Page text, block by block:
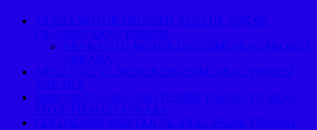
ARABA MOTOR DEGİŞİMİ ,KOLTUK SÖKME
ÇIKARMA ARAÇ PROJESİ
ARABA OTO MOTOR DEGİŞİMİ ARAÇ PROJESİ
ANKARA
ARAÇ POJE VE MOTOR DEGİŞİMİ ARAÇ PROJESİ
ANKARA
BMW ARAÇLARA ÇEKİ DEMİRİ TAKMA VE ARAÇ
PROJE FİRMASI ANKARA
ÇEKİ DEMİRİ MONTAJI VE ARAÇ PROJE FİRMASI